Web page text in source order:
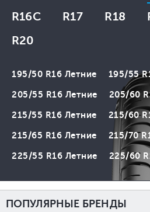
R16C
R17 R18
R20
195/50 R16 Летние
195/55
205/55 R16 Летние
205/60
215/55 R16 Летние
215/60
215/65 R16 Летние
215/70
225/55 R16 Летние
225/60
ПОПУЛЯРНЫЕ БРЕНДЫ